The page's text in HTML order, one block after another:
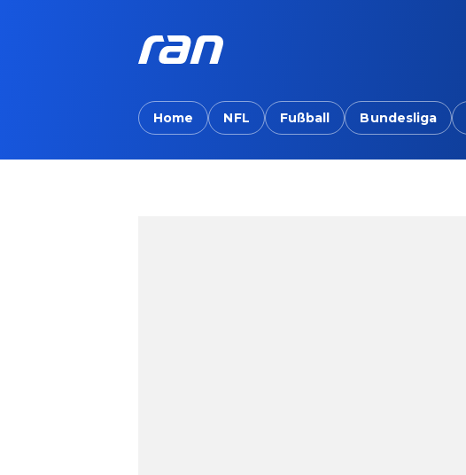
Home NFL Fußball Bundesliga